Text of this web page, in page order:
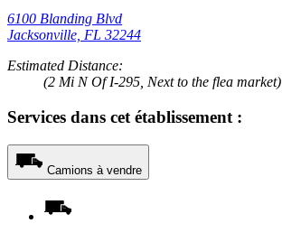
6100 Blanding Blvd
Jacksonville, FL 32244
Estimated Distance:
(2 Mi N Of I-295, Next to the flea market)
Services dans cet établissement :
Camions à vendre